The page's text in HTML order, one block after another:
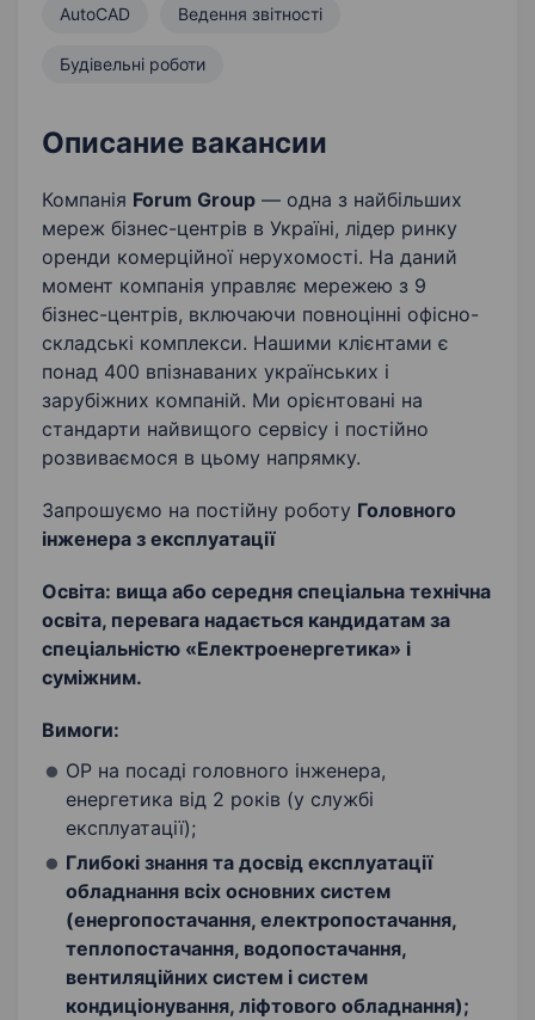
AutoCAD Ведення звітності
Будівельні роботи
Описание вакансии
Компанія Forum Group — одна з найбільших
мереж бізнес-центрів в Україні, лідер ринку
оренди комерційної нерухомості. На даний
момент компанія управляє мережею з 9
бізнес-центрів, включаючи повноцінні офісно-
складські комплекси. Нашими клієнтами є
понад 400 впізнаваних українських і
зарубіжних компаній. Ми орієнтовані на
стандарти найвищого сервісу і постійно
розвиваємося в цьому напрямку.
Запрошуємо на постійну роботу Головного
інженера з експлуатації
Освіта: вища або середня спеціальна технічна
освіта, перевага надається кандидатам за
спеціальністю «Електроенергетика» і
суміжним.
Вимоги:
ОР на посаді головного інженера,
енергетика від 2 років (у службі
експлуатації);
Глибокі знання та досвід експлуатації
обладнання всіх основних систем
(енергопостачання, електропостачання,
теплопостачання, водопостачання,
вентиляційних систем і систем
кондиціонування, ліфтового обладнання);